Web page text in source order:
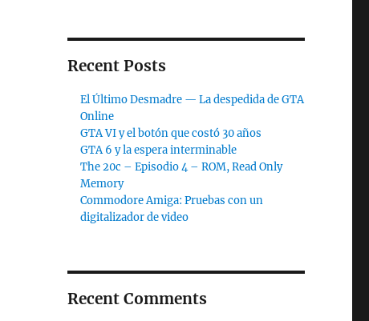
Recent Posts
El Último Desmadre — La despedida de GTA
Online
GTA VI y el botón que costó 30 años
GTA 6 y la espera interminable
The 20c – Episodio 4 – ROM, Read Only
Memory
Commodore Amiga: Pruebas con un
digitalizador de video
Recent Comments